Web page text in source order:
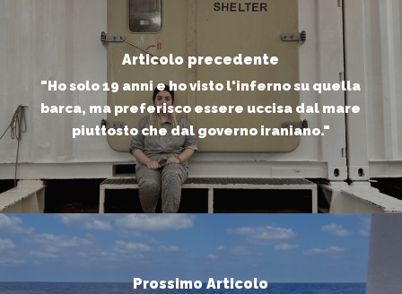
Articolo precedente
"Ho solo 19 anni e ho visto l'inferno su quella
barca, ma preferisco essere uccisa dal mare
piuttosto che dal governo iraniano."
Prossimo Articolo